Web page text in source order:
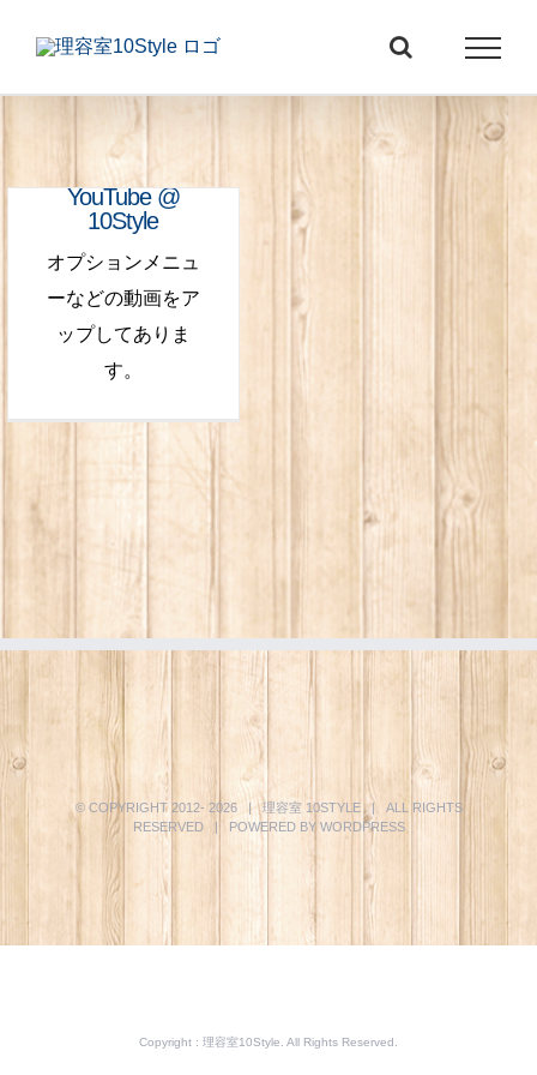
content
YouTube @
10Style
YouTube @
10Style
オプションメニュ
ーなどの動画をア
ップしてありま
す。
© COPYRIGHT 2012- 2026 | 理容室 10STYLE| ALL RIGHTS
RESERVED | POWERED BY WORDPRESS
Copyright : 理容室10Style. All Rights Reserved.